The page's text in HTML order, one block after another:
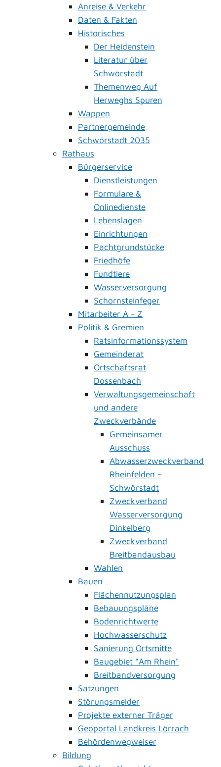
Anreise & Verkehr
Daten & Fakten
Historisches
Der Heidenstein
Literatur über
Schwörstadt
Themenweg Auf
Herweghs Spuren
Wappen
Partnergemeinde
Schwörstadt 2035
Rathaus
Bürgerservice
Dienstleistungen
Formulare &
Onlinedienste
Lebenslagen
Einrichtungen
Pachtgrundstücke
Friedhöfe
Fundtiere
Wasserversorgung
Schornsteinfeger
Mitarbeiter A - Z
Politik & Gremien
Ratsinformationssystem
Gemeinderat
Ortschaftsrat
Dossenbach
Verwaltungsgemeinschaft
und andere
Zweckverbände
Gemeinsamer
Ausschuss
Abwasserzweckverband
Rheinfelden -
Schwörstadt
Zweckverband
Wasserversorgung
Dinkelberg
Zweckverband
Breitbandausbau
Wahlen
Bauen
Flächennutzungsplan
Bebauungspläne
Bodenrichtwerte
Hochwasserschutz
Sanierung Ortsmitte
Baugebiet "Am Rhein"
Breitbandversorgung
Satzungen
Störungsmelder
Projekte externer Träger
Geoportal Landkreis Lörrach
Behördenwegweiser
Bildung